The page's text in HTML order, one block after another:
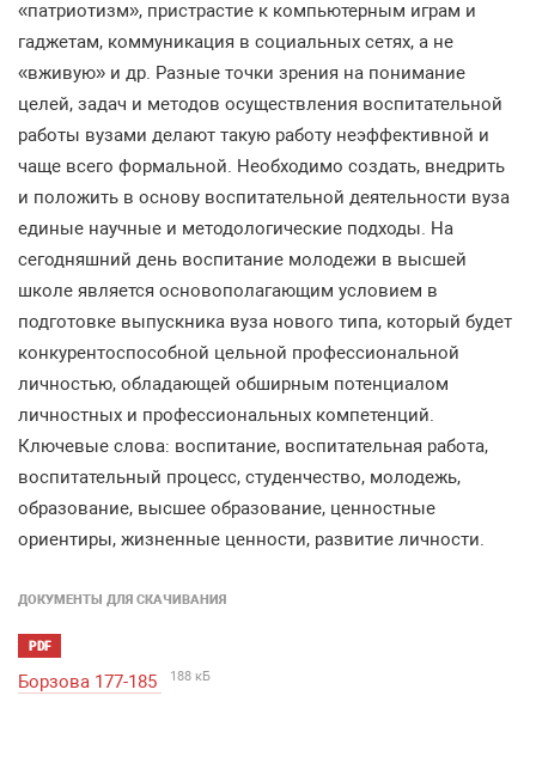
«патриотизм», пристрастие к компьютерным играм и
гаджетам, коммуникация в социальных сетях, а не
«вживую» и др. Разные точки зрения на понимание
целей, задач и методов осуществления воспитательной
работы вузами делают такую работу неэффективной и
чаще всего формальной. Необходимо создать, внедрить
и положить в основу воспитательной деятельности вуза
единые научные и методологические подходы. На
сегодняшний день воспитание молодежи в высшей
школе является основополагающим условием в
подготовке выпускника вуза нового типа, который будет
конкурентоспособной цельной профессиональной
личностью, обладающей обширным потенциалом
личностных и профессиональных компетенций.
Ключевые слова: воспитание, воспитательная работа,
воспитательный процесс, студенчество, молодежь,
образование, высшее образование, ценностные
ориентиры, жизненные ценности, развитие личности.
ДОКУМЕНТЫ ДЛЯ СКАЧИВАНИЯ
PDF
Борзова 177-185 188 кБ